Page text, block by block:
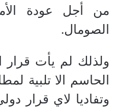
من أجل عودة
الصومال.
ولذلك لم يأت
الحاسم الا تلبية
وتفاديا لاي قرار